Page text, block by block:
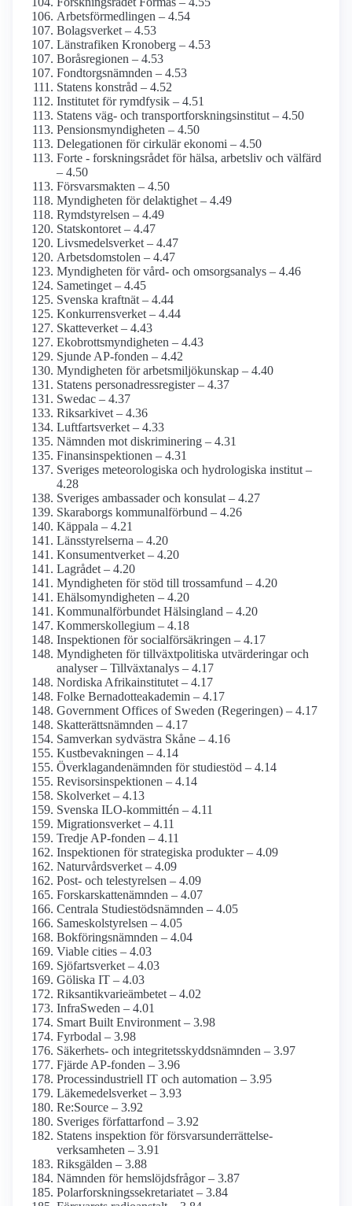
Arbetsförmedlingen – 4.54
Bolagsverket – 4.53
Länstrafiken Kronoberg – 4.53
Boråsregionen – 4.53
Fondtorgsnämnden – 4.53
Statens konstråd – 4.52
Institutet för rymdfysik – 4.51
Statens väg- och transport­forsknings­institut – 4.50
Pensions­myndigheten – 4.50
Delegationen för cirkulär ekonomi – 4.50
Forte - forskningsrådet för hälsa, arbetsliv och välfärd
– 4.50
Försvarsmakten – 4.50
Myndigheten för delaktighet – 4.49
Rymdstyrelsen – 4.49
Statskontoret – 4.47
Livsmedels­verket – 4.47
Arbets­domstolen – 4.47
Myndigheten för vård- och omsorgs­analys – 4.46
Sametinget – 4.45
Svenska kraftnät – 4.44
Konkurrens­verket – 4.44
Skatteverket – 4.43
Ekobrotts­myndigheten – 4.43
Sjunde AP-fonden – 4.42
Myndigheten för arbetsmiljö­kunskap – 4.40
Statens person­adress­register – 4.37
Swedac – 4.37
Riksarkivet – 4.36
Luftfarts­verket – 4.33
Nämnden mot diskriminering – 4.31
Finans­inspektionen – 4.31
Sveriges meteoro­logiska och hydrologiska institut –
4.28
Sveriges ambassader och konsulat – 4.27
Skaraborgs kommunal­förbund – 4.26
Käppala – 4.21
Länsstyrelserna – 4.20
Konsument­verket – 4.20
Lagrådet – 4.20
Myndigheten för stöd till tros­samfund – 4.20
Ehälso­myndigheten – 4.20
Kommunalförbundet Hälsingland – 4.20
Kommers­kollegium – 4.18
Inspektionen för social­försäkringen – 4.17
Myndigheten för tillväxt­politiska utvärderingar och
analyser – Tillväxtanalys – 4.17
Nordiska Afrika­institutet – 4.17
Folke Bernadotte­akademin – 4.17
Government Offices of Sweden (Regeringen) – 4.17
Skatterätts­nämnden – 4.17
Samverkan sydvästra Skåne – 4.16
Kust­bevakningen – 4.14
Överklagande­nämnden för studiestöd – 4.14
Revisors­inspektionen – 4.14
Skolverket – 4.13
Svenska ILO-kommittén – 4.11
Migrationsverket – 4.11
Tredje AP-fonden – 4.11
Inspektionen för strategiska produkter – 4.09
Naturvårds­verket – 4.09
Post- och tele­styrelsen – 4.09
Forskarskatte­nämnden – 4.07
Centrala Studiestöds­nämnden – 4.05
Sameskol­styrelsen – 4.05
Bokförings­nämnden – 4.04
Viable cities – 4.03
Sjöfarts­verket – 4.03
Göliska IT – 4.03
Riksantikvarieämbetet – 4.02
InfraSweden – 4.01
Smart Built Environment – 3.98
Fyrbodal – 3.98
Säkerhets- och integritets­skydds­nämnden – 3.97
Fjärde AP-fonden – 3.96
Process­industriell IT och automation – 3.95
Läkemedels­verket – 3.93
Re:Source – 3.92
Sveriges författarfond – 3.92
Statens inspektion för försvars­underrättelse­
verksamheten – 3.91
Riksgälden – 3.88
Nämnden för hemslöjds­frågor – 3.87
Polarforsknings­sekretariatet – 3.84